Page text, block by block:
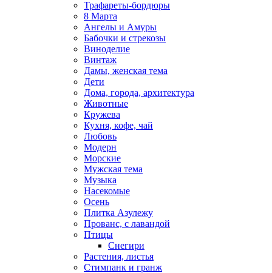
Трафареты-бордюры
8 Марта
Ангелы и Амуры
Бабочки и стрекозы
Виноделие
Винтаж
Дамы, женская тема
Дети
Дома, города, архитектура
Животные
Кружева
Кухня, кофе, чай
Любовь
Модерн
Морские
Мужская тема
Музыка
Насекомые
Осень
Плитка Азулежу
Прованс, с лавандой
Птицы
Снегири
Растения, листья
Стимпанк и гранж